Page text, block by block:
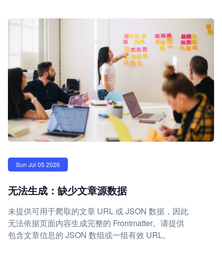
Sun Jul 05 2026
无法生成：缺少文章源数据
未提供可用于爬取的文章 URL 或 JSON 数据，因此
无法依据页面内容生成完整的 Frontmatter。请提供
包含文章信息的 JSON 数组或一组有效 URL。